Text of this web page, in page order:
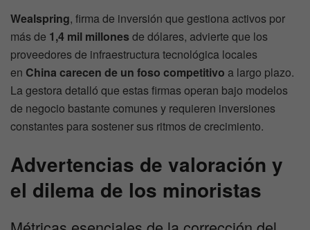
Wealspring, firma de inversión que gestiona activos por
más de 1,4 mil millones de dólares, advierte que los
proveedores de infraestructura tecnológica locales
en China carecen de un foso competitivo a largo plazo.
La gestora detalló que estas firmas operan bajo modelos
de negocio bastante comunes y requieren inversiones
constantes para sostener sus ritmos de crecimiento.
Advertencias de valoración y
el dilema de los minoristas